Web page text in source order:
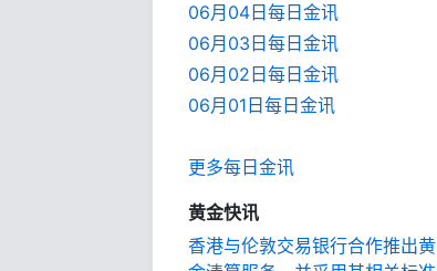
06月04日每日金讯
06月03日每日金讯
06月02日每日金讯
06月01日每日金讯
更多每日金讯
黄金快讯
香港与伦敦交易银行合作推出黄